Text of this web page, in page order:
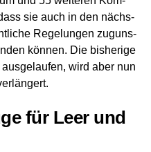
sie auch in den nächs­
Rege­lun­gen zuguns­
kön­nen. Die bis­he­ri­ge
wird aber nun
für Leer und